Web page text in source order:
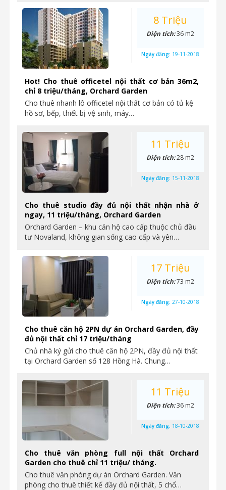
Hot! Cho thuê officetel nội thất cơ bản 36m2,
chỉ 8 triệu/tháng, Orchard Garden
Cho thuê nhanh lô officetel nội thất cơ bản có tủ kệ
hồ sơ, bếp, thiết bị vệ sinh, máy…
8 Triệu
Diện tích:36 m2
Ngày đăng: 19-11-2018
Cho thuê studio đầy đủ nội thất nhận nhà ở
ngay, 11 triệu/tháng, Orchard Garden
Orchard Garden – khu căn hộ cao cấp thuộc chủ đầu
tư Novaland, không gian sống cao cấp và yên…
11 Triệu
Diện tích:28 m2
Ngày đăng: 15-11-2018
Cho thuê căn hộ 2PN dự án Orchard Garden, đầy
đủ nội thất chỉ 17 triệu/tháng
Chủ nhà ký gửi cho thuê căn hộ 2PN, đầy đủ nội thất
tại Orchard Garden số 128 Hồng Hà. Chung…
17 Triệu
Diện tích:73 m2
Ngày đăng: 27-10-2018
Cho thuê văn phòng full nội thất Orchard
Garden cho thuê chỉ 11 triệu/ tháng.
Cho thuê văn phòng dự án Orchard Garden. Văn
phòng cho thuê thiết kế đầy đủ nội thất, 5 chổ…
11 Triệu
Diện tích:36 m2
Ngày đăng: 18-10-2018